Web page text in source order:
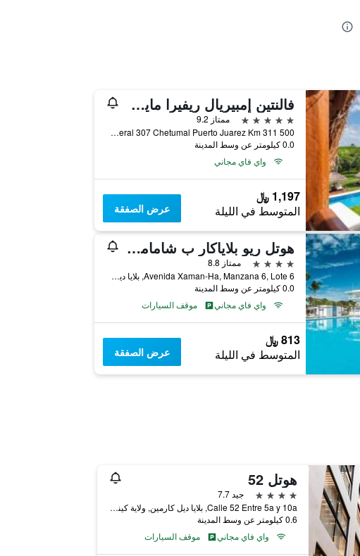
فالنتين إمبيريال ريفيرا مايب -ر ومل جميع كلسدفات - لبالغين فقط
5 نجوم
ممتاز 9.2
Carretera Federal 307 Chetumal Puerto Juarez Km 311 500, بلايا ديل كارمين, ولاية كينتانا رو, المكسيك
0.0 كيلومتر عن وسط المدينة
واي فاي مجاني
1,197 ﷼
المتوسط في الليلة عرض الصفقة
هوتل ريو بلاياكار ب شامامل جميع الخدمات
4 نجوم
ممتاز 8.8
Avenida Xaman-Ha, Manzana 6, Lote 6, بلايا ديل كارمين, ولاية كينتانا رو, المكسيك
0.0 كيلومتر عن وسط المدينة
واي فاي مجاني
موقف السيارات
813 ﷼
المتوسط في الليلة عرض الصفقة
هوتل 52
4 نجوم
جيد 7.7
Calle 52 Entre 5a y 10a, بلايا ديل كارمين, ولاية كينتانا رو, المكسيك
0.6 كيلومتر عن وسط المدينة
واي فاي مجاني
موقف السيارات